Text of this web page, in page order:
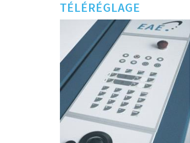
TÉLÉRÉGLAGE